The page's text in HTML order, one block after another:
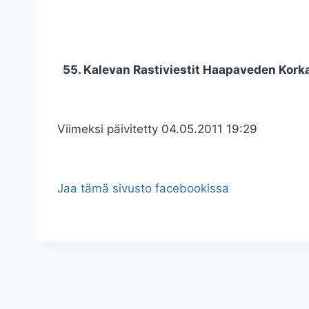
55. Kalevan Rastiviestit Haapaveden
Viimeksi päivitetty 04.05.2011 19:29
Jaa tämä sivusto facebookissa